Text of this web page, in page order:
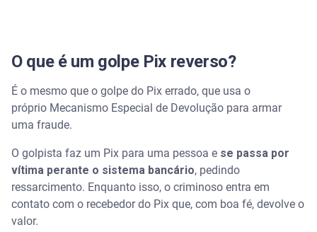
O que é um golpe Pix reverso?
É o mesmo que o golpe do Pix errado, que usa o
próprio Mecanismo Especial de Devolução para armar
uma fraude.
O golpista faz um Pix para uma pessoa e se passa por
vítima perante o sistema bancário, pedindo
ressarcimento. Enquanto isso, o criminoso entra em
contato com o recebedor do Pix que, com boa fé, devolve o
valor.